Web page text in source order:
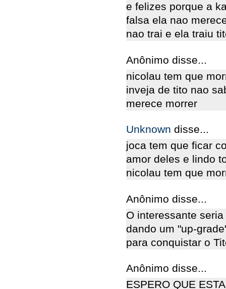
e felizes porque a
falsa ela nao
nao trai e ela traiu
Anônimo disse...
nicolau tem que
inveja de tito nao
merece morrer
Unknown disse...
joca tem que ficar
amor deles e lindo
nicolau tem que
Anônimo disse...
O interessante
dando um "up-
para conquistar o
Anônimo disse...
ESPERO QUE